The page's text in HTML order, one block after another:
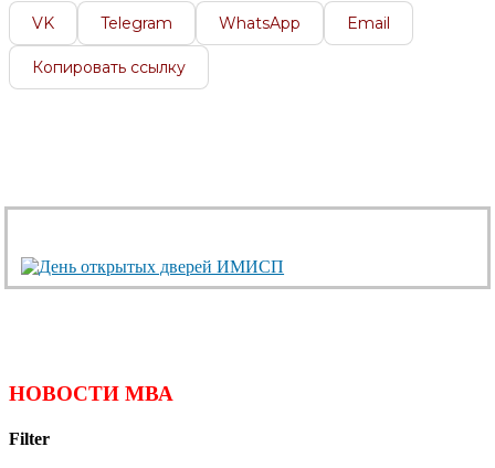
VK Telegram WhatsApp Email
Копировать ссылку
НОВОСТИ МВА
Filter